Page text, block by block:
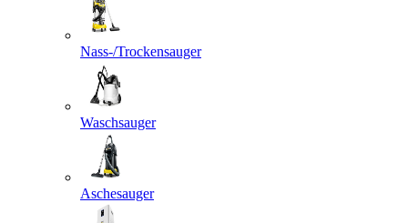
Nass-/Trockensauger
Waschsauger
Aschesauger